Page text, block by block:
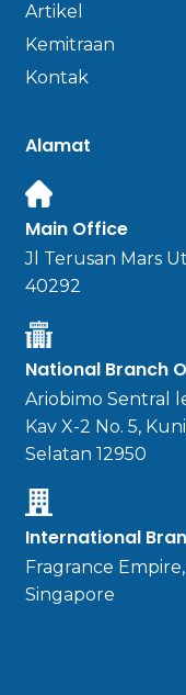
Artikel
Kemitraan
Kontak
Alamat
Main Office
Jl Terusan Mars
40292
National Branch
Ariobimo Sentral
Kav X-2 No. 5,
Selatan 12950
International
Fragrance
Singapore